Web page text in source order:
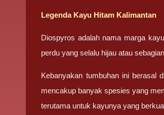
Legenda Kayu Hitam Kalimantan
Diospyros adalah nama marga
perdu yang selalu hijau atau
Kebanyakan tumbuhan ini berasal
mencakup banyak spesies yang
terutama untuk kayunya yang